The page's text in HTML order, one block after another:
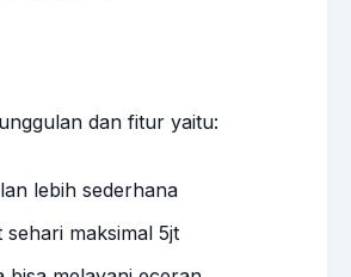
dan fitur yaitu:
lebih sederhana
sehari maksimal 5jt